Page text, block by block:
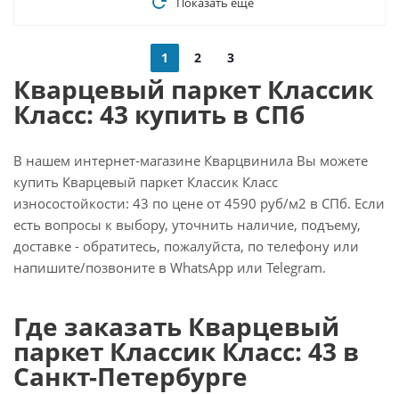
1 2 3
Кварцевый паркет Классик
Класс: 43 купить в СПб
В нашем интернет-магазине Кварцвинила Вы можете
купить Кварцевый паркет Классик Класс
износостойкости: 43 по цене от 4590 руб/м2 в СПб. Если
есть вопросы к выбору, уточнить наличие, подъему,
доставке - обратитесь, пожалуйста, по телефону или
напишите/позвоните в WhatsApp или Telegram.
Где заказать Кварцевый
паркет Классик Класс: 43 в
Санкт-Петербурге